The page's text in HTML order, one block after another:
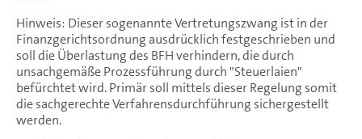
Hinweis: Dieser sogenannte Vertretungszwang ist in der
Finanzgerichtsordnung ausdrücklich festgeschrieben und
soll die Überlastung des BFH verhindern, die durch
unsachgemäße Prozessführung durch "Steuerlaien"
befürchtet wird. Primär soll mittels dieser Regelung somit
die sachgerechte Verfahrensdurchführung sichergestellt
werden.